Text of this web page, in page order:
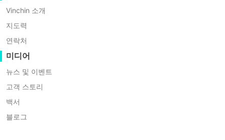
백업 및 복구
실시간 복제
연속 데이터 보호
원격 복사
아카이빙
작업 오케스트레이션
워크로드 이동성
V2V 마이그레이션
VMware
Hyper-V
Proxmox
XCP-ng
oVirt
H3C CAS/UIS
ZStack
Sangfor HCI
지식 베이스
비디오 수첩
도움말 센터
라이브 이벤트
웨비나
라이브 데모
고객 스토리
IT 서비스
구매 방법 배우기
라이선스 정책
FAQs
연락처
견적 신청
파트너 프로그램
협력 파트너가 되세요
파트너 찾기
현지 파트너 찾기
이미 파트너인가요?
파트너 포털 로그인
Vinchin 소개
지도력
연락처
미디어
뉴스 및 이벤트
고객 스토리
백서
블로그
홈 Tech Tips
Proxmox에서 EFI 디스크를 사용
하는 방법은?
Proxmox에서 UEFI 부팅 모드를 사용하려면 EFI
디스크가 필요합니다. 이 디스크에는 필수 펌웨어
설정과 부트로더가 저장되어 시스템 안정성을 보
장하고, 보안 부팅(Secure Boot)을 지원하며, 재